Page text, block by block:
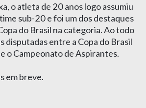
o atleta de 20 anos logo assumiu
sub-20 e foi um dos destaques
do Brasil na categoria. Ao todo
disputadas entre a Copa do Brasil
o Campeonato de Aspirantes.
em breve.